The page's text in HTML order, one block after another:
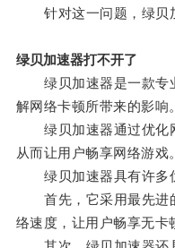
针对这一问题，绿贝
绿贝加速器打不开了
绿贝加速器是一款专
解网络卡顿所带来的影响。
绿贝加速器通过优化网
从而让用户畅享网络游戏。
绿贝加速器具有许多
首先，它采用最先进
络速度，让用户畅享无卡